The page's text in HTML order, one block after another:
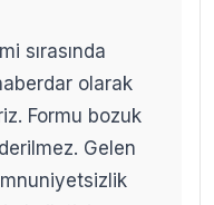
sırasında
olarak
Formu bozuk
Gelen